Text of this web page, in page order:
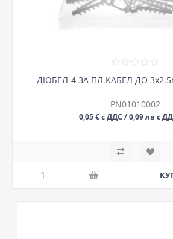
ДЮБЕЛ-4 ЗА ПЛ.КАБЕЛ ДО
PN01010002
0,05 € с ДДС / 0,09 лв с